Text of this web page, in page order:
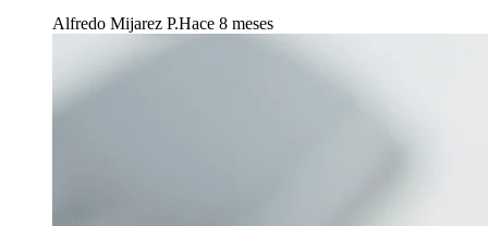
Alfredo Mijarez P.Hace 8 meses